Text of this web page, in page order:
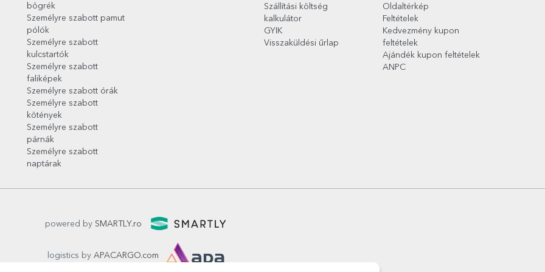
bögrék
Személyre szabott pamut
pólók
Személyre szabott
kulcstartók
Személyre szabott
faliképek
Személyre szabott órák
Személyre szabott
kötények
Személyre szabott
párnák
Személyre szabott
naptárak
Szállítási költség
kalkulátor
GYIK
Visszaküldési űrlap
Oldaltérkép
Feltételek
Kedvezmény kupon
feltételek
Ajándék kupon feltételek
ANPC
powered by SMARTLY.ro
logistics byAPACARGO.com